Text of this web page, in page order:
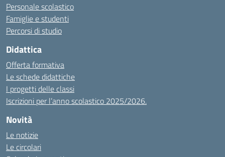
Personale scolastico
Famiglie e studenti
Percorsi di studio
Didattica
Offerta formativa
Le schede didattiche
I progetti delle classi
Iscrizioni per l’anno scolastico 2025/2026.
Novità
Le notizie
Le circolari